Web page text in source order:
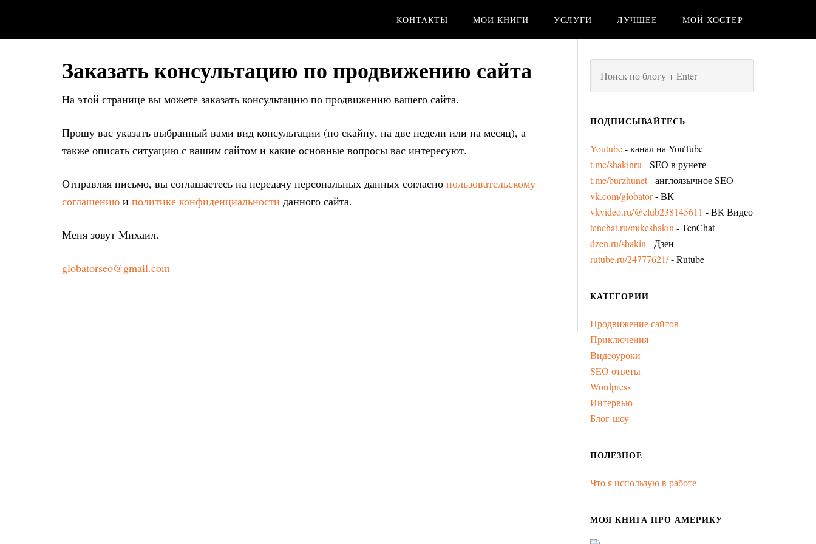
КОНТАКТЫ МОИ КНИГИ УСЛУГИ ЛУЧШЕЕ МОЙ ХОСТЕР
Заказать консультацию по продвижению сайта
На этой странице вы можете заказать консультацию по продвижению вашего сайта.
Прошу вас указать выбранный вами вид консультации (по скайпу, на две недели или на месяц), а
также описать ситуацию с вашим сайтом и какие основные вопросы вас интересуют.
Отправляя письмо, вы соглашаетесь на передачу персональных данных согласно пользовательскому
соглашению и политике конфиденциальности данного сайта.
Меня зовут Михаил.
globatorseo@gmail.com
ПОДПИСЫВАЙТЕСЬ
Youtube- канал на YouTube
t.me/shakinru - SEO в рунете
t.me/burzhunet- англоязычное SEO
vk.com/globator- ВК
vkvideo.ru/@club238145611 - ВК Видео
tenchat.ru/mikeshakin - TenChat
dzen.ru/shakin - Дзен
rutube.ru/24777621/- Rutube
КАТЕГОРИИ
Продвижение сайтов
Приключения
Видеоуроки
SEO ответы
Wordpress
Интервью
Блог-шоу
ПОЛЕЗНОЕ
Что я использую в работе
МОЯ КНИГА ПРО АМЕРИКУ